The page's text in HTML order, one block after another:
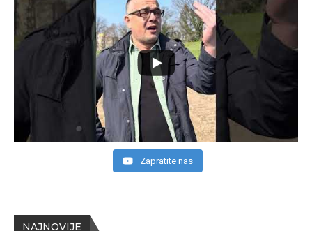
NAJNOVIJE
Zapratite nas